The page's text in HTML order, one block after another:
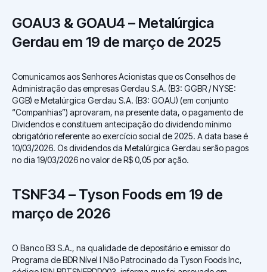
GOAU3 & GOAU4 – Metalúrgica
Gerdau em 19 de março de 2025
Comunicamos aos Senhores Acionistas que os Conselhos de
Administração das empresas Gerdau S.A. (B3: GGBR / NYSE:
GGB) e Metalúrgica Gerdau S.A. (B3: GOAU) (em conjunto
“Companhias”) aprovaram, na presente data, o pagamento de
Dividendos e constituem antecipação do dividendo mínimo
obrigatório referente ao exercício social de 2025. A data base é
10/03/2026. Os dividendos da Metalúrgica Gerdau serão pagos
no dia 19/03/2026 no valor de R$ 0,05 por ação.
TSNF34 – Tyson Foods em 19 de
março de 2026
O Banco B3 S.A., na qualidade de depositário e emissor do
Programa de BDR Nível I Não Patrocinado da Tyson Foods Inc,